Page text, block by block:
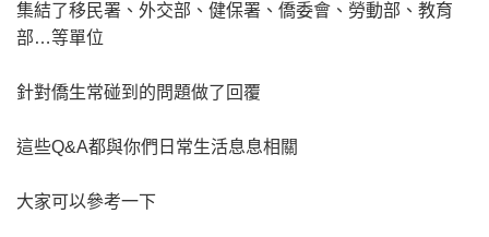
集結了移民署、外交部、健保署、僑委會、勞動部、教育
部…等單位
針對僑生常碰到的問題做了回覆
這些Q&A都與你們日常生活息息相關
大家可以參考一下